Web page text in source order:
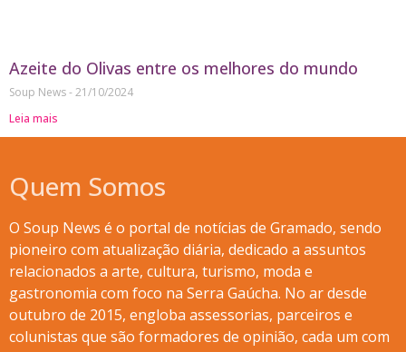
Azeite do Olivas entre os melhores do mundo
Soup News 21/10/2024
Leia mais
Quem Somos
O Soup News é o portal de notícias de Gramado, sendo
pioneiro com atualização diária, dedicado a assuntos
relacionados a arte, cultura, turismo, moda e
gastronomia com foco na Serra Gaúcha. No ar desde
outubro de 2015, engloba assessorias, parceiros e
colunistas que são formadores de opinião, cada um com